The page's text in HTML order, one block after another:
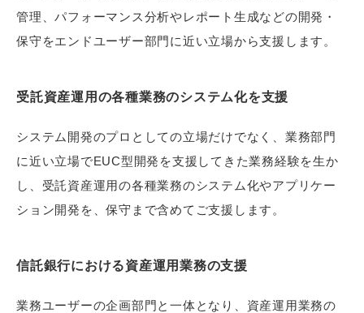
管理、パフォーマンス分析やレポート生成などの開発・
保守をエンドユーザー部門に近い立場から支援します。
受託資産運用の各種業務のシステム化を支援
システム開発のプロとしての立場だけでなく、業務部門
に近い立場でEUC型開発を支援してきた業務経験を生か
し、受託資産運用の各種業務のシステム化やアプリケー
ション開発を、保守まで含めてご支援します。
信託銀行における資産運用業務の支援
業務ユーザーの企画部門と一体となり、資産運用業務の